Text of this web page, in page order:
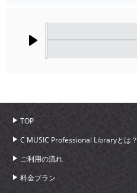
TOP
C MUSIC Professional Libraryとは？
ご利用の流れ
料金プラン